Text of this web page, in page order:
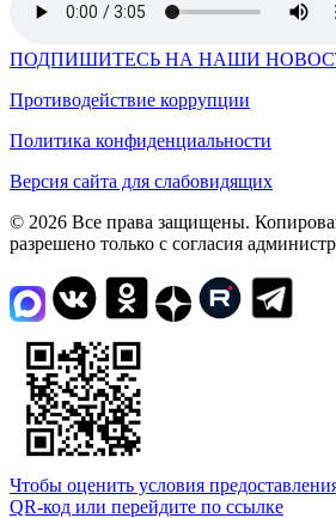
ПОДПИШИТЕСЬ НА НАШИ
Противодействие коррупции
Политика конфиденциальности
Версия сайта для слабовидящих
© 2026 Все права защищены.
разрешено только с согласия
Чтобы оценить условия
QR-код или перейдите по ссылке